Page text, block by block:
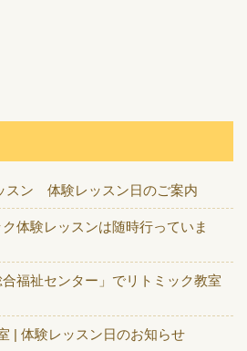
スン 体験レッスン日のご案内
体験レッスンは随時行っていま
福祉センター」でリトミック教室
| 体験レッスン日のお知らせ